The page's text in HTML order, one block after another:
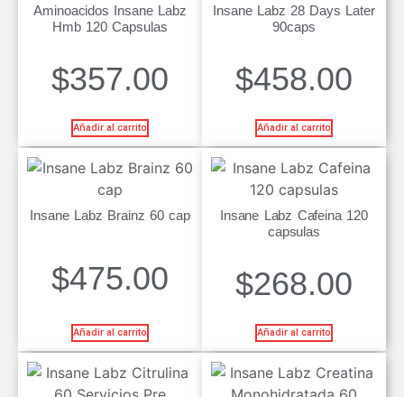
Aminoacidos Insane Labz
Hmb 120 Capsulas
$357.00
Añadir al carrito
Insane Labz 28 Days Later
90caps
$458.00
Añadir al carrito
Insane Labz Brainz 60 cap
$475.00
Añadir al carrito
Insane Labz Cafeina 120
capsulas
$268.00
Añadir al carrito